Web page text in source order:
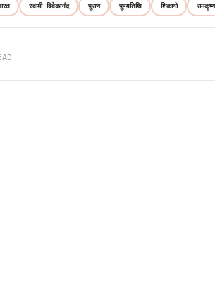
स्वामी विवेकानंद पुराण पुण्यतिथि शिकागो